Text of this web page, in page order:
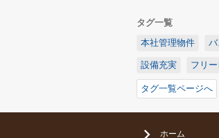
タグ一覧
本社管理物件
バ
設備充実 フリ
タグ一覧ページへ
ホーム